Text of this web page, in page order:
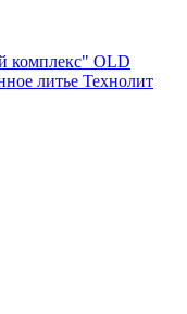
комплекс" OLD
литье Технолит